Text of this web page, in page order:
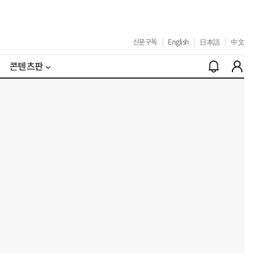
신문구독 English 日本語 中文
콘텐츠판